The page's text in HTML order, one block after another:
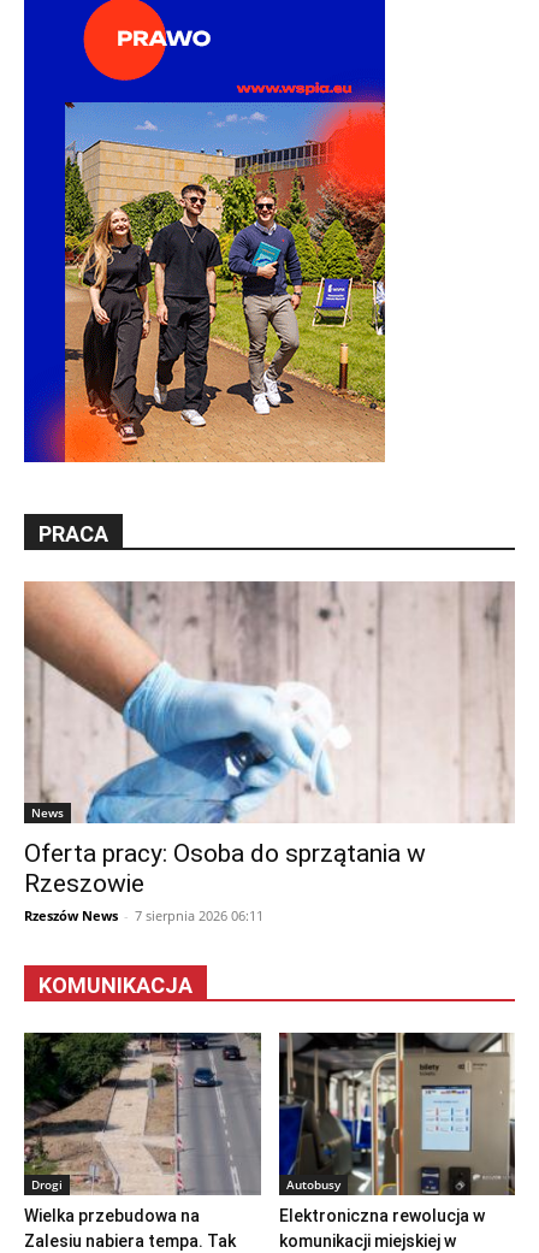
PRACA
News
Oferta pracy: Osoba do sprzątania w
Rzeszowie
Rzeszów News - 7 sierpnia 2026 06:11
KOMUNIKACJA
Drogi
Wielka przebudowa na
Zalesiu nabiera tempa. Tak
Autobusy
Elektroniczna rewolucja w
komunikacji miejskiej w